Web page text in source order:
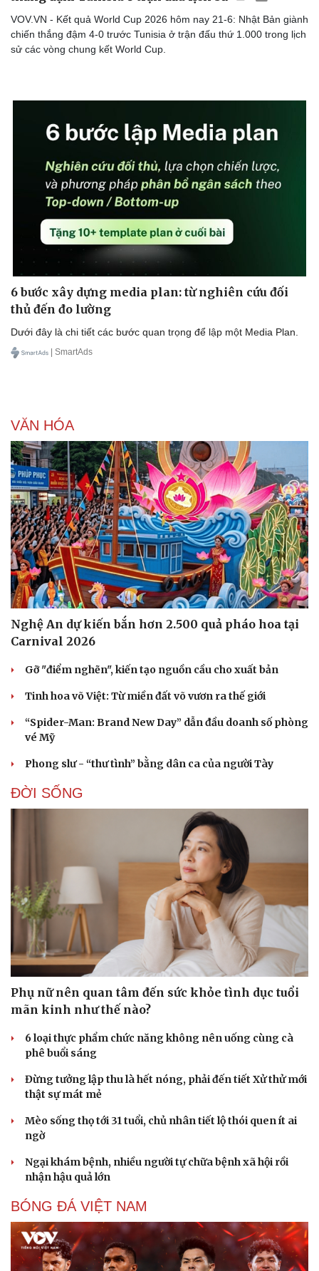
Doanh nghiệp 24h
Vì cộng đồng
Tin Công nghệ
Chuyển đổi số
Dinh dưỡng - món ngon
Cây thuốc
Sản phụ khoa
Nhi khoa
Nam khoa
Làm đẹp - giảm cân
Phòng mạch online
Nhà đẹp
Tình yêu - Gia đình
VOV.VN - Kết quả World Cup 2026 hôm nay 21-6: Nhật Bản giành
chiến thắng đậm 4-0 trước Tunisia ở trận đấu thứ 1.000 trong lịch
sử các vòng chung kết World Cup.
6 bước xây dựng media plan: từ nghiên cứu đối
thủ đến đo lường
Dưới đây là chi tiết các bước quan trọng để lập một Media Plan.
| SmartAds
VĂN HÓA
Nghệ An dự kiến bắn hơn 2.500 quả pháo hoa tại
Carnival 2026
Gỡ "điểm nghẽn", kiến tạo nguồn cầu cho xuất bản
Tinh hoa võ Việt: Từ miền đất võ vươn ra thế giới
“Spider-Man: Brand New Day” dẫn đầu doanh số phòng
vé Mỹ
Phong slư - “thư tình” bằng dân ca của người Tày
ĐỜI SỐNG
Phụ nữ nên quan tâm đến sức khỏe tình dục tuổi
mãn kinh như thế nào?
6 loại thực phẩm chức năng không nên uống cùng cà
phê buổi sáng
Đừng tưởng lập thu là hết nóng, phải đến tiết Xử thử mới
thật sự mát mẻ
Mèo sống thọ tới 31 tuổi, chủ nhân tiết lộ thói quen ít ai
ngờ
Ngại khám bệnh, nhiều người tự chữa bệnh xã hội rồi
nhận hậu quả lớn
BÓNG ĐÁ VIỆT NAM